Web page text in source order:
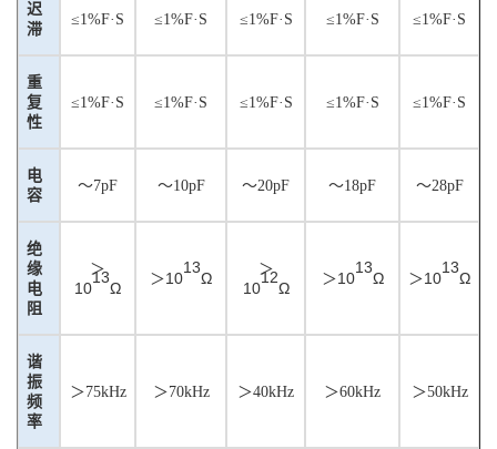
迟
滞
≤1%F·S ≤1%F·S ≤1%F·S ≤1%F·S ≤1%F·S
重
复
性
≤1%F·S ≤1%F·S ≤1%F·S ≤1%F·S ≤1%F·S
电
容
～7pF ～10pF ～20pF ～18pF ～28pF
绝
缘
电
阻
＞
10
13
Ω
＞10
13
Ω
＞
10
12
Ω
＞10
13
Ω ＞10
13
Ω
谐
振
频
率
＞75kHz ＞70kHz ＞40kHz ＞60kHz ＞50kHz